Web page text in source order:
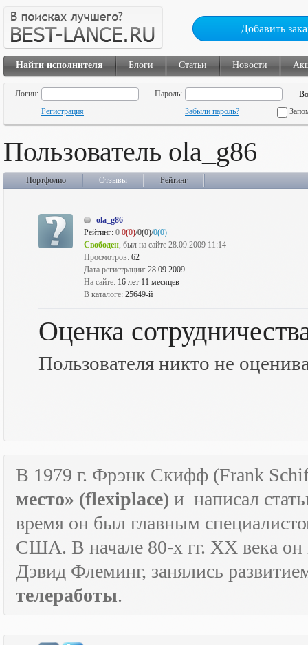
Добавить
Найти исполнителя Блоги Статьи Новости
Логин:
Пароль:
Регистрация
Забыли пароль?
Пользователь ola_g86
Портфолио Отзывы Рейтинг
ola_g86
Рейтинг: 0 0(0)/0(0)/0(0)
Свободен, был на сайте 28.09.2009 11:14
Просмотров: 62
Дата регистрации: 28.09.2009
На сайте: 16 лет 11 месяцев
В каталоге: 25649-й
Оценка
Пользователя никто не
В 1979 г. Фрэнк Скифф (Frank
место» (flexiplace) и написал
время он был главным
США. В начале 80-х гг. XX века
Дэвид Флеминг, занялись
телеработы.